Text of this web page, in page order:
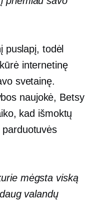
puslapį, todėl
internetinę
svetainę.
naujokė, Betsy
kad išmoktų
mėgsta viską
valandų